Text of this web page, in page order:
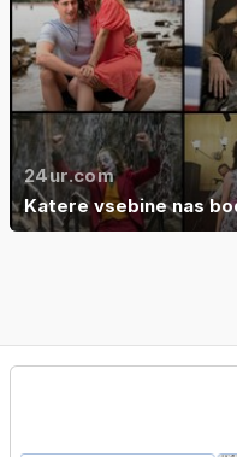
24ur.com
Katere vsebine nas